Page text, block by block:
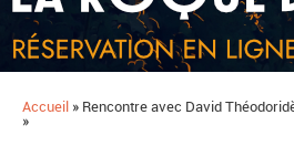
Accueil » ​Rencontre avec David
»